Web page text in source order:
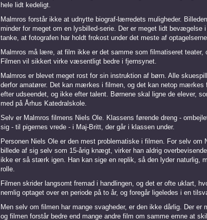
hele lidt kedeligt.
Malmros forstår ikke at udnytte biograf-lærredets muligheder.
minder for meget om en lysbilled-serie. Der er meget lidt bevægelse
tanke, at fotografen har holdt frokost under det meste af
Malmros må lære, at film ikke er det samme som filmatiseret teater,
Filmen vil sikkert virke væsentligt bedre i fjernsynet.
Malmros er blevet meget rost for sin instruktion af børn. Alle
derfor amatører. Det kan mærkes i filmen, og det kan netop
efter udseendet, og ikke efter talent. Børnene skal ligne de elever,
med på Århus Katedralskole.
Selv er Malmros filmens Niels Ole. Klassens førende dreng -
sig - til pigernes vrede - i Maj-Britt, der går i klassen under.
Personen Niels Ole er den mest problematiske i filmen. For selv om
billede af sig selv som 15-årig knægt, virker han aldrig
ikke er så stærk igen. Han kan sige en replik, så den lyder naturlig,
rolle.
Filmen skrider langsomt fremad i handlingen, og det er ofte uklart,
nemlig optaget over en periode på to år, og foregår ligeledes i en
Men selv om filmen har mange svagheder, er den ikke dårlig. Der er
og filmen forstår bedre end mange andre film om samme emne at